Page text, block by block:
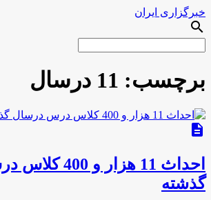
خبرگزاری ایران
search
برچسب: 11 درسال
description
احداث 11 هزار
گذشته